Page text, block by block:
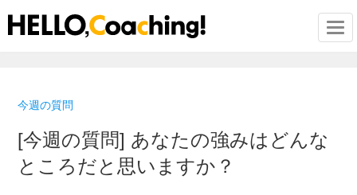
今週の質問
[今週の質問] あなたの強みはどんな
ところだと思いますか？